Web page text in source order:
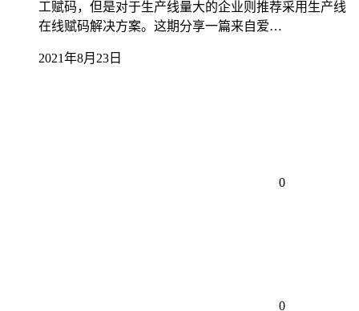
工赋码，但是对于生产线量大的企业则推荐采用生产线
在线赋码解决方案。这期分享一篇来自爱…
2021年8月23日
0
0